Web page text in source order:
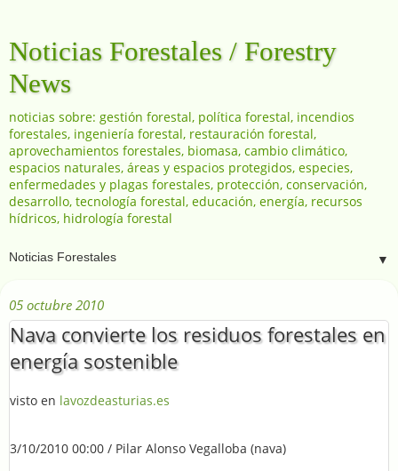
Noticias Forestales / Forestry
News
noticias sobre: gestión forestal, política forestal, incendios
forestales, ingeniería forestal, restauración forestal,
aprovechamientos forestales, biomasa, cambio climático,
espacios naturales, áreas y espacios protegidos, especies,
enfermedades y plagas forestales, protección, conservación,
desarrollo, tecnología forestal, educación, energía, recursos
hídricos, hidrología forestal
▼
05 octubre 2010
Nava convierte los residuos forestales en
energía sostenible
visto en lavozdeasturias.es
3/10/2010 00:00 / Pilar Alonso Vegalloba (nava)